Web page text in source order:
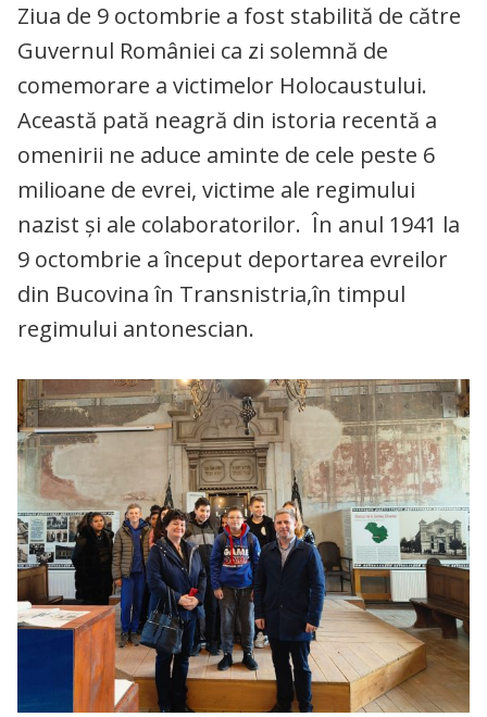
Ziua de 9 octombrie a fost stabilită de către
Guvernul României ca zi solemnă de
comemorare a victimelor Holocaustului.
Această pată neagră din istoria recentă a
omenirii ne aduce aminte de cele peste 6
milioane de evrei, victime ale regimului
nazist și ale colaboratorilor. În anul 1941 la
9 octombrie a început deportarea evreilor
din Bucovina în Transnistria,în timpul
regimului antonescian.